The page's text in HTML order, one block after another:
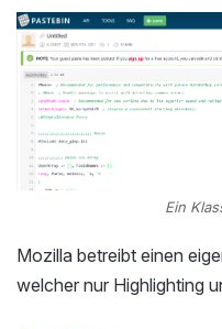
Ein
Mozilla betreibt einen
welcher nur Highlighting